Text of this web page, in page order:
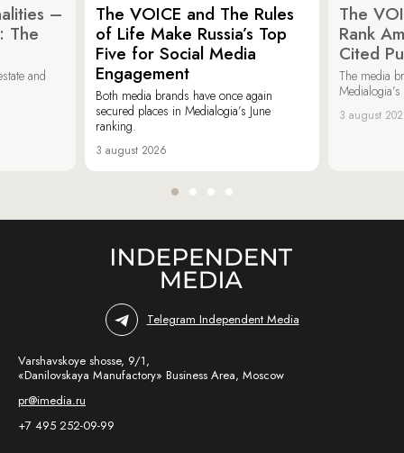
–
The
and
The VOICE and The Rules
of Life Make Russia’s Top
Five for Social Media
Engagement
Both media brands have once again
secured places in Medialogia’s June
ranking.
3 august 2026
The
Rank
Cited
The media
3 august
Telegram Independent Media
Varshavskoye shosse, 9/1,
«Danilovskaya Manufactory» Business Area, Moscow
pr@imedia.ru
+7 495 252-09-99